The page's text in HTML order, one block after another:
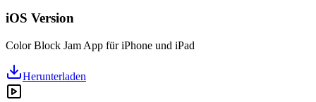
iOS Version
Color Block Jam App für iPhone und iPad
Herunterladen